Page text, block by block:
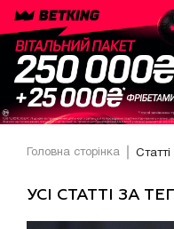
Головна сторінка Статті
УСІ СТАТТІ ЗА